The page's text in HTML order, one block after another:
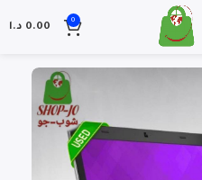
0
0.00 د.ا